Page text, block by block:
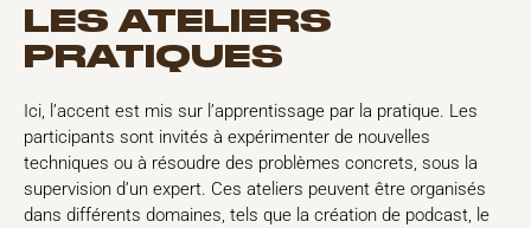
LES ATELIERS
PRATIQUES
Ici, l’accent est mis sur l’apprentissage par la pratique. Les
participants sont invités à expérimenter de nouvelles
techniques ou à résoudre des problèmes concrets, sous la
supervision d’un expert. Ces ateliers peuvent être organisés
dans différents domaines, tels que la création de podcast, le